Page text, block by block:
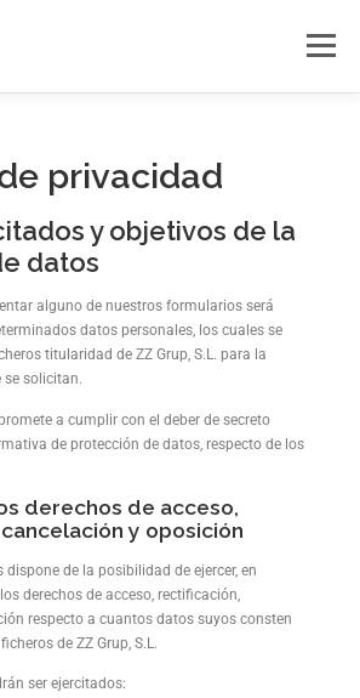
Menú
privacidad
y objetivos de la
datos
alguno de nuestros formularios será
datos personales, los cuales se
titularidad de ZZ Grup, S.L. para la
solicitan.
a cumplir con el deber de secreto
de protección de datos, respecto de los
derechos de acceso,
y oposición
de la posibilidad de ejercer, en
derechos de acceso, rectificación,
respecto a cuantos datos suyos consten
de ZZ Grup, S.L.
ser ejercitados: